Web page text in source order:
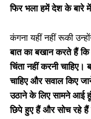
फिर भला हमें देश के बारे
कंगना यहीं नहीं रूकी
बात का बखान करते हैं
चिंता नहीं करनी
चाहिए और सवाल किए
उठाने के लिए सामने आई
छिपे हुए हैं और सोच रहे